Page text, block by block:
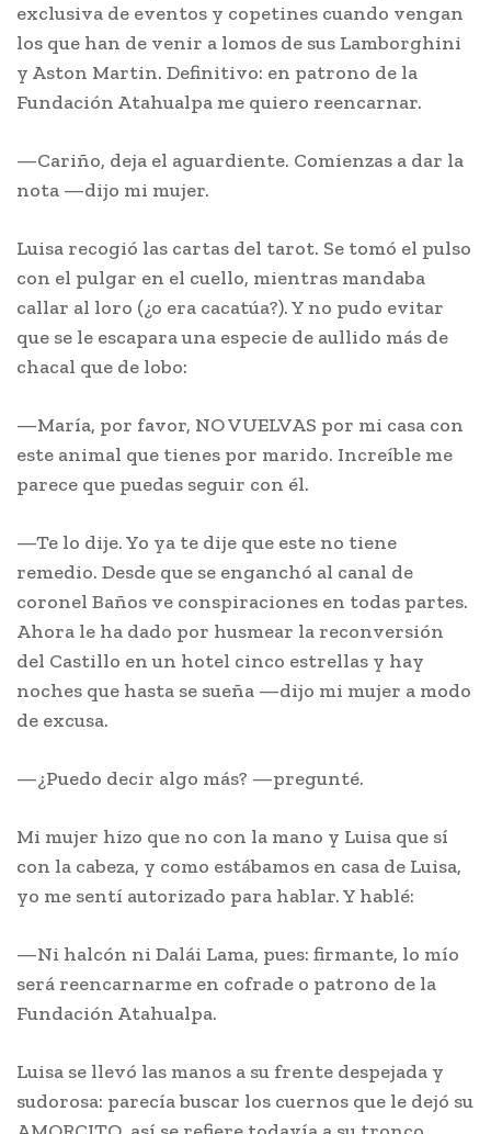
exclusiva de eventos y copetines cuando vengan
los que han de venir a lomos de sus Lamborghini
y Aston Martin. Definitivo: en patrono de la
Fundación Atahualpa me quiero reencarnar.
—Cariño, deja el aguardiente. Comienzas a dar la
nota —dijo mi mujer.
Luisa recogió las cartas del tarot. Se tomó el pulso
con el pulgar en el cuello, mientras mandaba
callar al loro (¿o era cacatúa?). Y no pudo evitar
que se le escapara una especie de aullido más de
chacal que de lobo:
—María, por favor, NO VUELVAS por mi casa con
este animal que tienes por marido. Increíble me
parece que puedas seguir con él.
—Te lo dije. Yo ya te dije que este no tiene
remedio. Desde que se enganchó al canal de
coronel Baños ve conspiraciones en todas partes.
Ahora le ha dado por husmear la reconversión
del Castillo en un hotel cinco estrellas y hay
noches que hasta se sueña —dijo mi mujer a modo
de excusa.
—¿Puedo decir algo más? —pregunté.
Mi mujer hizo que no con la mano y Luisa que sí
con la cabeza, y como estábamos en casa de Luisa,
yo me sentí autorizado para hablar. Y hablé:
—Ni halcón ni Dalái Lama, pues: firmante, lo mío
será reencarnarme en cofrade o patrono de la
Fundación Atahualpa.
Luisa se llevó las manos a su frente despejada y
sudorosa: parecía buscar los cuernos que le dejó su